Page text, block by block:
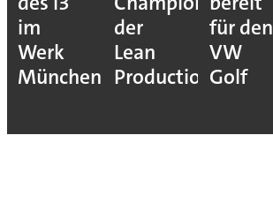
im
Werk
München
der
Lean
Production
für den
VW
Golf